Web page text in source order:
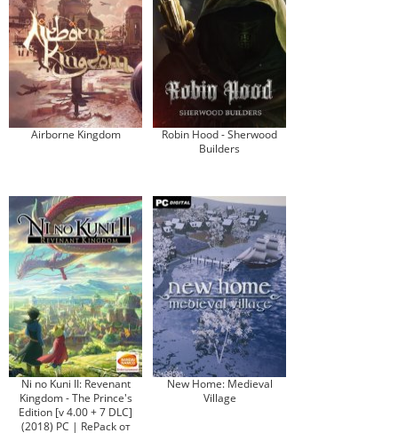
Airborne Kingdom
Robin Hood - Sherwood
Builders
Ni no Kuni II: Revenant
Kingdom - The Prince's
Edition [v 4.00 + 7 DLC]
(2018) PC | RePack от
New Home: Medieval
Village